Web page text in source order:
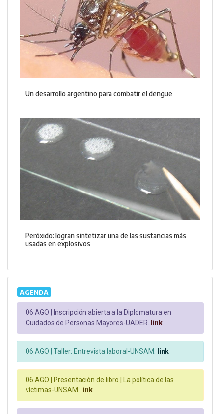
Un desarrollo argentino para combatir el dengue
Peróxido: logran sintetizar una de las sustancias más
usadas en explosivos
AGENDA
06 AGO |
Inscripción abierta a la Diplomatura en
Cuidados de Personas Mayores-UADER.
link
06 AGO | Taller: Entrevista laboral-UNSAM. link
06 AGO |
Presentación de libro | La política de las
víctimas-UNSAM.
link